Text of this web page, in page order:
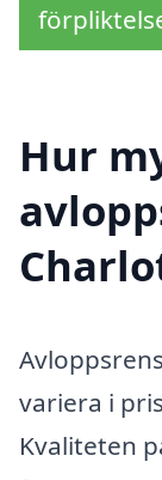
Hur
variera i
Kvaliteten